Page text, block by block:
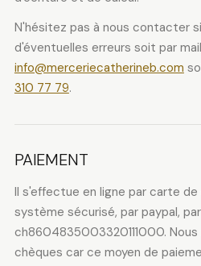
N'hésitez pas à nous contacter
d'éventuelles erreurs soit par mail
info@merceriecatherineb.com
310 77 79.
PAIEMENT
Il s'effectue en ligne par carte
système sécurisé, par paypal,
ch8604835003320111000.
chèques car ce moyen de